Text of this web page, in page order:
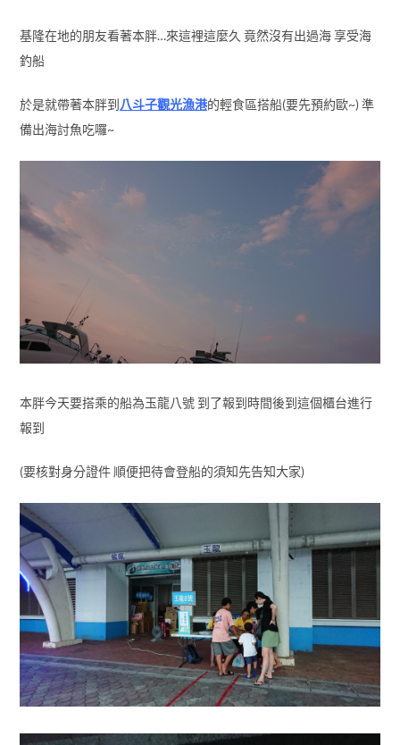
基隆在地的朋友看著本胖…來這裡這麼久 竟然沒有出過海 享受海
釣船
於是就帶著本胖到八斗子觀光漁港的輕食區搭船(要先預約歐~) 準
備出海討魚吃囉~
本胖今天要搭乘的船為玉龍八號 到了報到時間後到這個櫃台進行
報到
(要核對身分證件 順便把待會登船的須知先告知大家)